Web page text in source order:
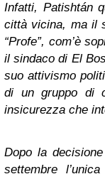
Infatti, Patishtán
città vicina, ma il
“Profe”, com’è
il sindaco di El
suo attivismo
di un gruppo di
insicurezza che
Dopo la
settembre